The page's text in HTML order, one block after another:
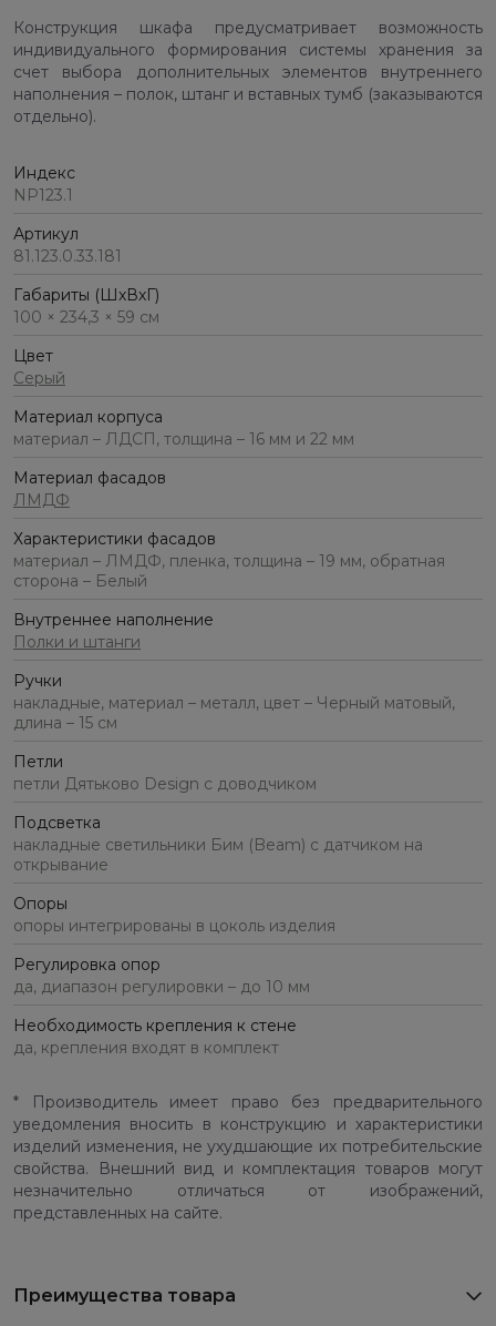
Конструкция шкафа предусматривает возможность
индивидуального формирования системы хранения за
счет выбора дополнительных элементов внутреннего
наполнения – полок, штанг и вставных тумб (заказываются
отдельно).
Индекс
NP123.1
Артикул
81.123.0.33.181
Габариты (ШхВхГ)
100 × 234,3 × 59 см
Цвет
Серый
Материал корпуса
материал – ЛДСП, толщина – 16 мм и 22 мм
Материал фасадов
ЛМДФ
Характеристики фасадов
материал – ЛМДФ, пленка, толщина – 19 мм, обратная
сторона – Белый
Внутреннее наполнение
Полки и штанги
Ручки
накладные, материал – металл, цвет – Черный матовый,
длина – 15 см
Петли
петли Дятьково Design с доводчиком
Подсветка
накладные светильники Бим (Beam) с датчиком на
открывание
Опоры
опоры интегрированы в цоколь изделия
Регулировка опор
да, диапазон регулировки – до 10 мм
Необходимость крепления к стене
да, крепления входят в комплект
* Производитель имеет право без предварительного
уведомления вносить в конструкцию и характеристики
изделий изменения, не ухудшающие их потребительские
свойства. Внешний вид и комплектация товаров могут
незначительно отличаться от изображений,
представленных на сайте.
Преимущества товара